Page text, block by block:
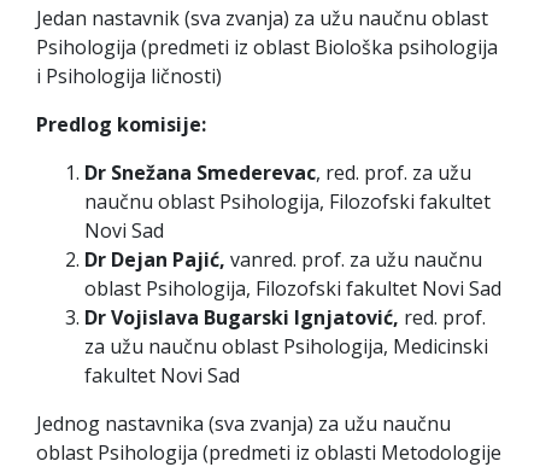
Jedan nastavnik (sva zvanja) za užu naučnu oblast
Psihologija (predmeti iz oblast Biološka psihologija
i Psihologija ličnosti)
Predlog komisije:
Dr Snežana Smederevac, red. prof. za užu
naučnu oblast Psihologija, Filozofski fakultet
Novi Sad
Dr Dejan Pajić, vanred. prof. za užu naučnu
oblast Psihologija, Filozofski fakultet Novi Sad
Dr Vojislava Bugarski Ignjatović, red. prof.
za užu naučnu oblast Psihologija, Medicinski
fakultet Novi Sad
Jednog nastavnika (sva zvanja) za užu naučnu
oblast Psihologija (predmeti iz oblasti Metodologije